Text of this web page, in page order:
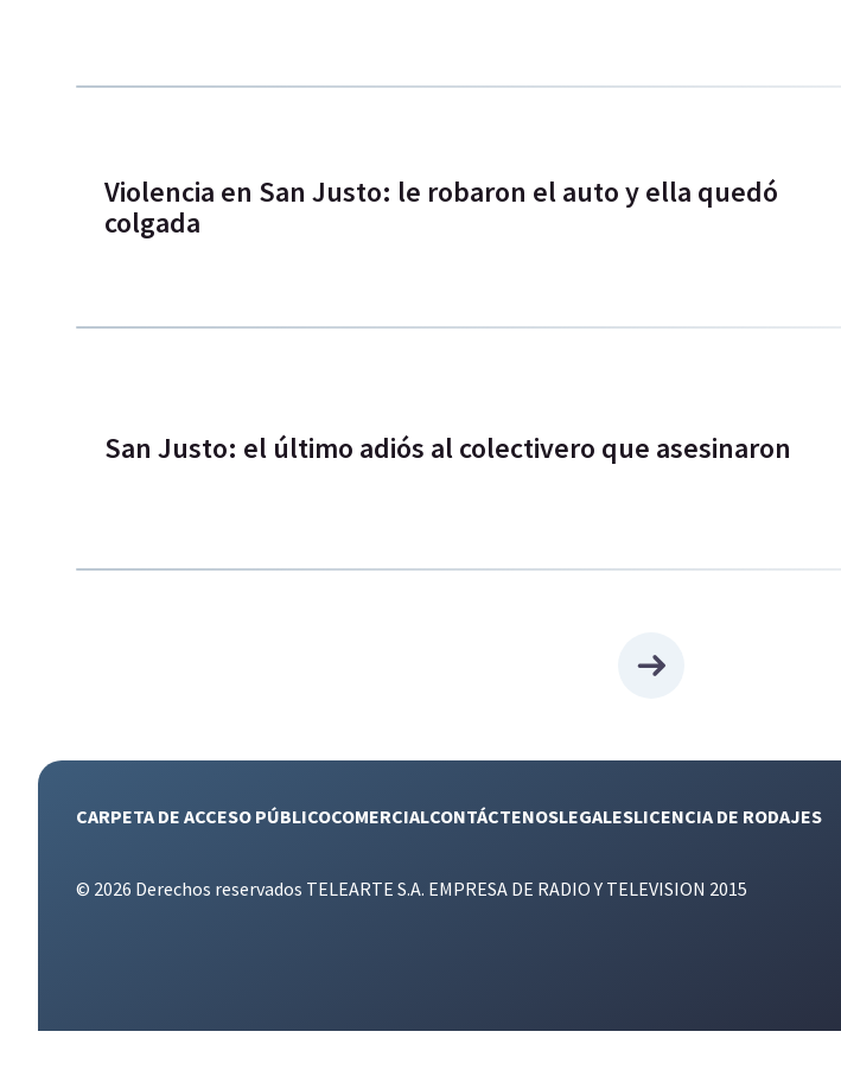
Violencia en San Justo: le robaron el auto y ella quedó
colgada
San Justo: el último adiós al colectivero que asesinaron
CARPETA DE ACCESO PÚBLICOCOMERCIALCONTÁCTENOSLEGALESLICENCIA DE RODAJES
© 2026 Derechos reservados TELEARTE S.A. EMPRESA DE RADIO Y TELEVISION 2015